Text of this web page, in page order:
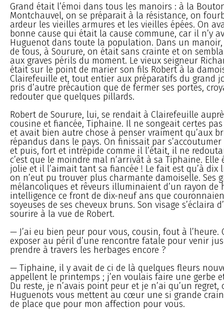
Grand était l’émoi dans tous les manoirs : à la
Montchauvel, on se préparait à la résistance, on
ardeur les vieilles armures et les vieilles épées. On
bonne cause qui était la cause commune, car il n’y
Huguenot dans toute la population. Dans un manoir,
de tous, à Sourure, on était sans crainte et on
aux graves périls du moment. Le vieux seigneur
était sur le point de marier son fils Robert à la
Clairefeuille et, tout entier aux préparatifs du grand
pris d’autre précaution que de fermer ses portes,
redouter que quelques pillards.
Robert de Sourure, lui, se rendait à Clairefeuille
cousine et fiancée, Tiphaine. Il ne songeait certes
et avait bien autre chose à penser vraiment qu’aux
répandus dans le pays. On finissait par
et puis, fort et intrépide comme il l’était, il ne
c’est que le moindre mal n’arrivât à sa Tiphaine.
jolie et il l’aimait tant sa fiancée ! Le fait est qu’à dix
on n’eut pu trouver plus charmante damoiselle. Ses
mélancoliques et rêveurs illuminaient d’un rayon de
intelligence ce front de dix-neuf ans que
soyeuses de ses cheveux bruns. Son visage s’éclaira
sourire à la vue de Robert.
— J’ai eu bien peur pour vous, cousin, fout à l’heure.
exposer au péril d’une rencontre fatale pour venir
prendre à travers les herbages encore ?
— Tiphaine, il y avait de ci de là quelques fleurs
appellent le printemps ; j’en voulais faire une gerbe
Du reste, je n’avais point peur et je n’ai qu’un regret,
Huguenots vous mettent au cœur une si grande
de place que pour mon affection pour vous.